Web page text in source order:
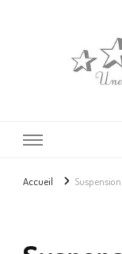
Accueil